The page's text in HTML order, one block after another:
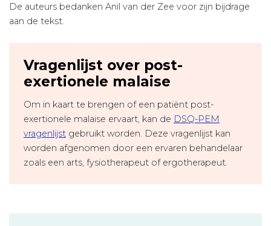
De auteurs bedanken Anil van der Zee voor zijn bijdrage
aan de tekst.
Vragenlijst over post-
exertionele malaise
Om in kaart te brengen of een patiënt post-
exertionele malaise ervaart, kan de DSQ-PEM
vragenlijst gebruikt worden. Deze vragenlijst kan
worden afgenomen door een ervaren behandelaar
zoals een arts, fysiotherapeut of ergotherapeut.